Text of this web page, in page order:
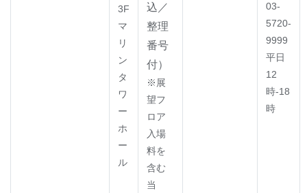
3F
マ
リ
ン
タ
ワ
ー
ホ
ー
ル
込／
整理
番号
付）
※展
望フ
ロア
入場
料を
含む
当
03-
5720-
9999
平日
12
時-18
時